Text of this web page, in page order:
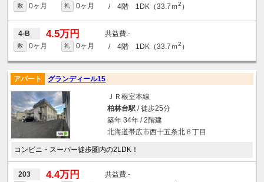
敷 0ヶ月 礼 0ヶ月 / 4階 1DK（33.7ｍ2 ）
4-B 4.5万円 -
敷 0ヶ月 礼 0ヶ月 / 4階 1DK（33.7ｍ2 ）
アパート グランディール15
ＪＲ根室本線
柏林台駅/ 徒歩25分
築年 34年 / 2階建
北海道帯広市西十五条北６丁目
コンビニ・スーパー徒歩圏内の2LDK！
203 4.4万円 -